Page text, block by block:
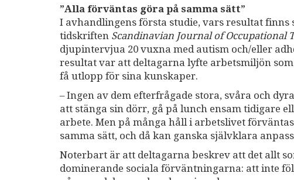
”Alla förväntas göra på samma sätt”
I avhandlingens första studie, vars resultat finns
tidskriften Scandinavian Journal of Occupational
djupintervjua 20 vuxna med autism och/eller
resultat var att deltagarna lyfte arbetsmiljön
få utlopp för sina kunskaper.
– Ingen av dem efterfrågade stora, svåra och
att stänga sin dörr, gå på lunch ensam tidigare
arbete. Men på många håll i arbetslivet
samma sätt, och då kan ganska självklara
Noterbart är att deltagarna beskrev att det allt
dominerande sociala förväntningarna: att inte